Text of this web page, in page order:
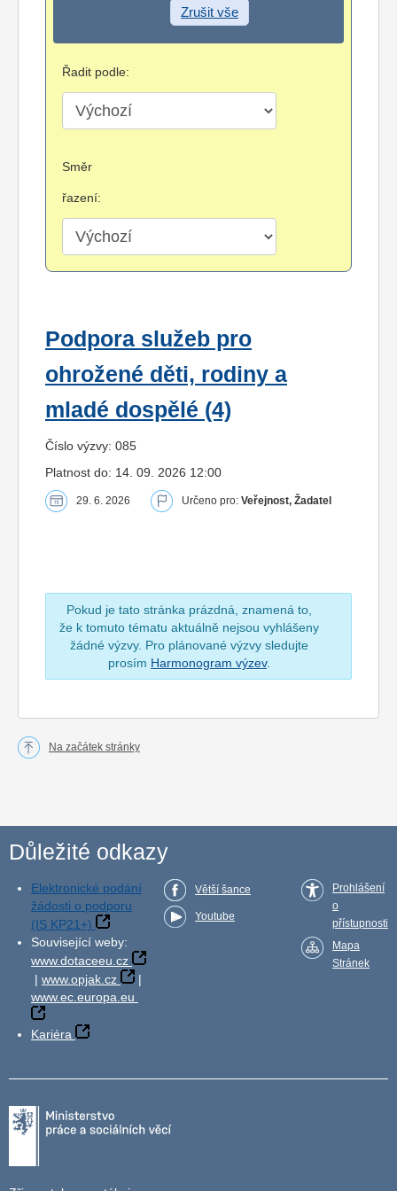
Zrušit vše
Řadit podle:
Směr
řazení:
Podpora služeb pro
ohrožené děti, rodiny a
mladé dospělé (4)
Číslo výzvy: 085
Platnost do: 14. 09. 2026 12:00
29. 6. 2026 Určeno pro: Veřejnost, Žadatel
Pokud je tato stránka prázdná, znamená to,
že k tomuto tématu aktuálně nejsou vyhlášeny
žádné výzvy. Pro plánované výzvy sledujte
prosím Harmonogram výzev.
Na začátek stránky
Důležité odkazy
Elektronické podání
žádosti o podporu
(IS KP21+)
Související weby:
www.dotaceeu.cz
| www.opjak.cz
|
www.ec.europa.eu
Kariéra
Větší šance
Youtube
Prohlášení
o
přístupnosti
Mapa
Stránek